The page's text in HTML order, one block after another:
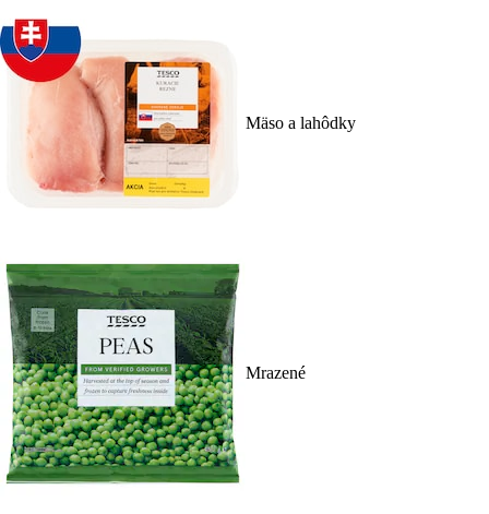
Mäso a lahôdky
Mrazené